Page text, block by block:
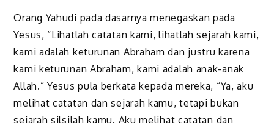
Orang Yahudi pada dasarnya menegaskan pada
Yesus, “Lihatlah catatan kami, lihatlah sejarah kami,
kami adalah keturunan Abraham dan justru karena
kami keturunan Abraham, kami adalah anak-anak
Allah.” Yesus pula berkata kepada mereka, “Ya, aku
melihat catatan dan sejarah kamu, tetapi bukan
sejarah silsilah kamu. Aku melihat catatan dan